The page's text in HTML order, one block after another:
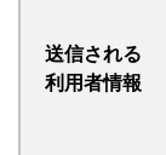
送信される
利用者情報